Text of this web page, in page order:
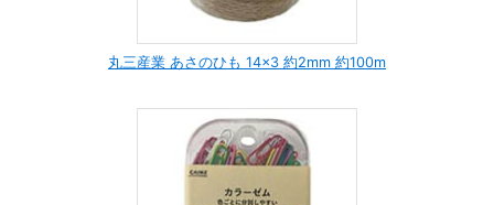
丸三産業 あさのひも 14×3 約2mm 約100m